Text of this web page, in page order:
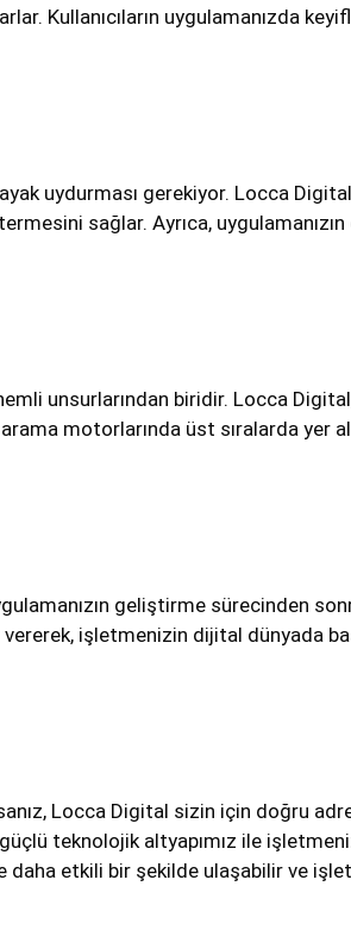
Kullanıcıların uygulamanızda
uydurması gerekiyor. Locca
sağlar. Ayrıca,
unsurlarından biridir. Locca
motorlarında üst sıralarda yer
geliştirme sürecinden
işletmenizin dijital dünyada
Locca Digital sizin için doğru
teknolojik altyapımız ile
daha etkili bir şekilde ulaşabilir ve